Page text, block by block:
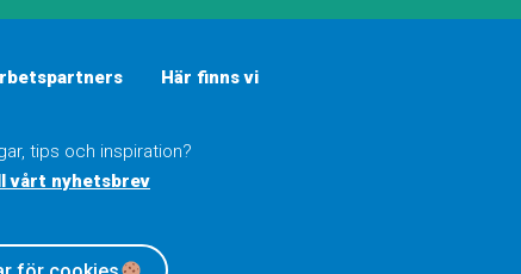
Här finns vi
tips och inspiration?
vårt nyhetsbrev